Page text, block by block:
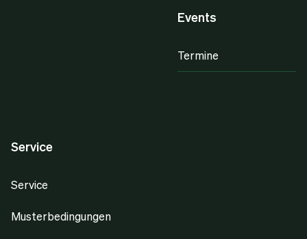
Events
Termine
Service
Service
Musterbedingungen